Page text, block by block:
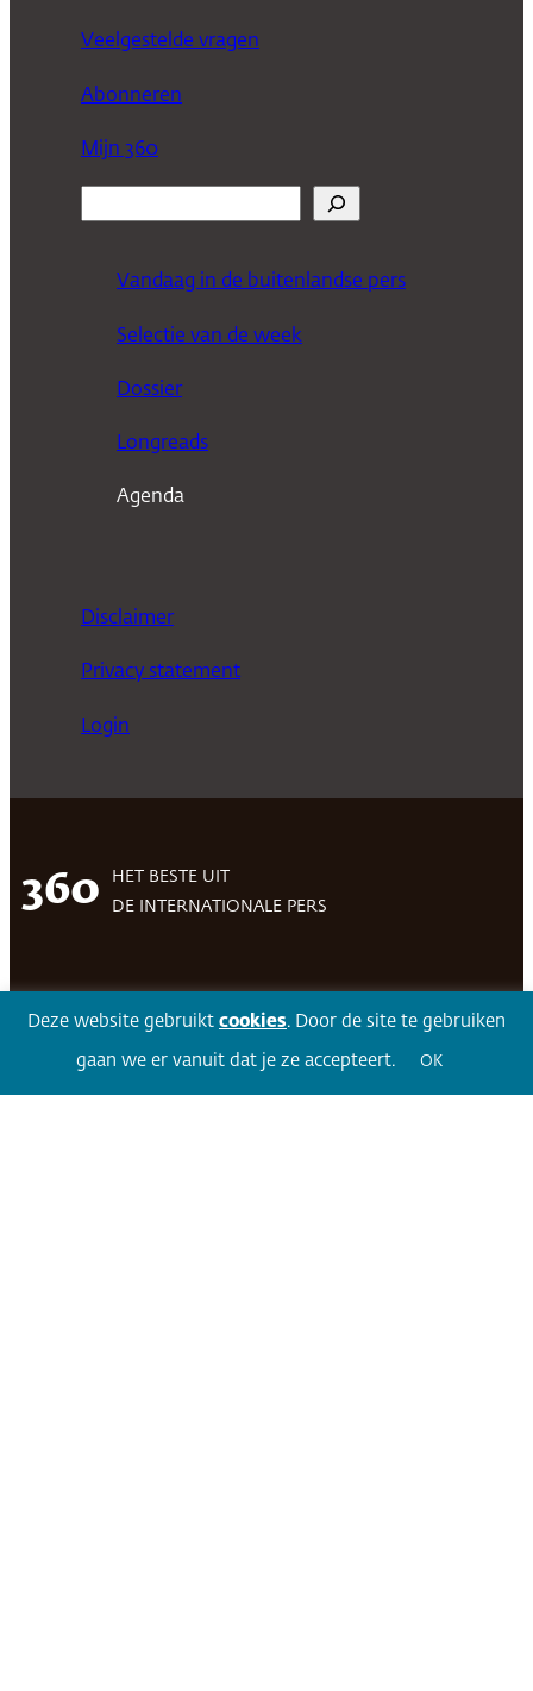
Veelgestelde vragen
Abonneren
Mijn 360
Vandaag in de buitenlandse pers
Selectie van de week
Dossier
Longreads
Agenda
Disclaimer
Privacy statement
Login
360
HET BESTE UIT
DE INTERNATIONALE PERS
Volg 360Facebook LinkedIn Twitter
Deze website gebruikt cookies. Door de site te gebruiken
gaan we er vanuit dat je ze accepteert. OK